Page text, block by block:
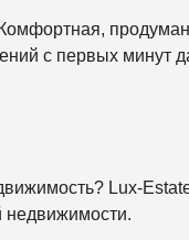
С
К
Ч
Н
с первых минут
Lux-
недвижимости.